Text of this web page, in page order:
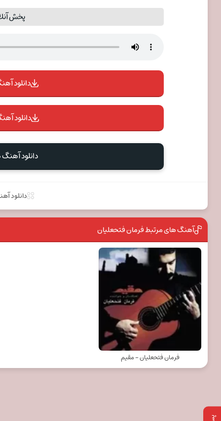
پخش
دانلود
دانلود
دانلود
دانلود
آهنگ های مرتبط فرمان فتحعلیان
فرمان فتحعلیان - مقیم